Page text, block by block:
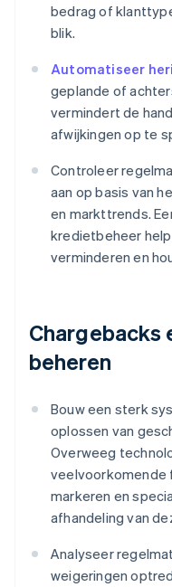
bedrag of
blik.
Automatiseer
geplande of
vermindert de
afwijkingen op te
Controleer
aan op basis van
en markttrends.
kredietbeheer
verminderen en
Chargebacks
beheren
Bouw een sterk
oplossen van
Overweeg
veelvoorkomende
markeren en
afhandeling van
Analyseer
weigeringen